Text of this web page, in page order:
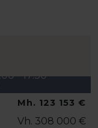
- 17:30
Mh. 123 153 €
Vh. 308 000 €